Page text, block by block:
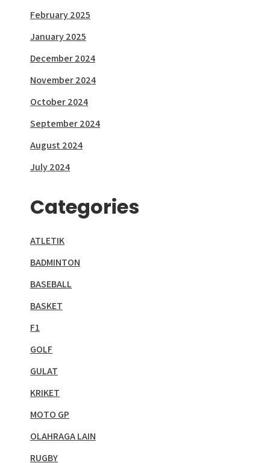
February 2025
January 2025
December 2024
November 2024
October 2024
September 2024
August 2024
July 2024
Categories
ATLETIK
BADMINTON
BASEBALL
BASKET
F1
GOLF
GULAT
KRIKET
MOTO GP
OLAHRAGA LAIN
RUGBY